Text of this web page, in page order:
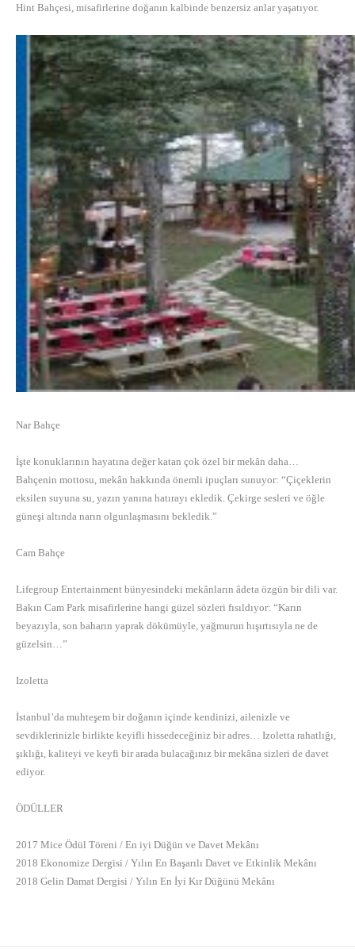
Hint Bahçesi, misafirlerine doğanın kalbinde benzersiz anlar yaşatıyor.
Nar Bahçe
İşte konuklarının hayatına değer katan çok özel bir mekân daha…
Bahçenin mottosu, mekân hakkında önemli ipuçları sunuyor: “Çiçeklerin
eksilen suyuna su, yazın yanına hatırayı ekledik. Çekirge sesleri ve öğle
güneşi altında narın olgunlaşmasını bekledik.”
Cam Bahçe
Lifegroup Entertainment bünyesindeki mekânların âdeta özgün bir dili var.
Bakın Cam Park misafirlerine hangi güzel sözleri fısıldıyor: “Karın
beyazıyla, son baharın yaprak dökümüyle, yağmurun hışırtısıyla ne de
güzelsin…”
Izoletta
İstanbul’da muhteşem bir doğanın içinde kendinizi, ailenizle ve
sevdiklerinizle birlikte keyifli hissedeceğiniz bir adres… Izoletta rahatlığı,
şıklığı, kaliteyi ve keyfi bir arada bulacağınız bir mekâna sizleri de davet
ediyor.
ÖDÜLLER
2017 Mice Ödül Töreni / En iyi Düğün ve Davet Mekânı
2018 Ekonomize Dergisi / Yılın En Başarılı Davet ve Etkinlik Mekânı
2018 Gelin Damat Dergisi / Yılın En İyi Kır Düğünü Mekânı